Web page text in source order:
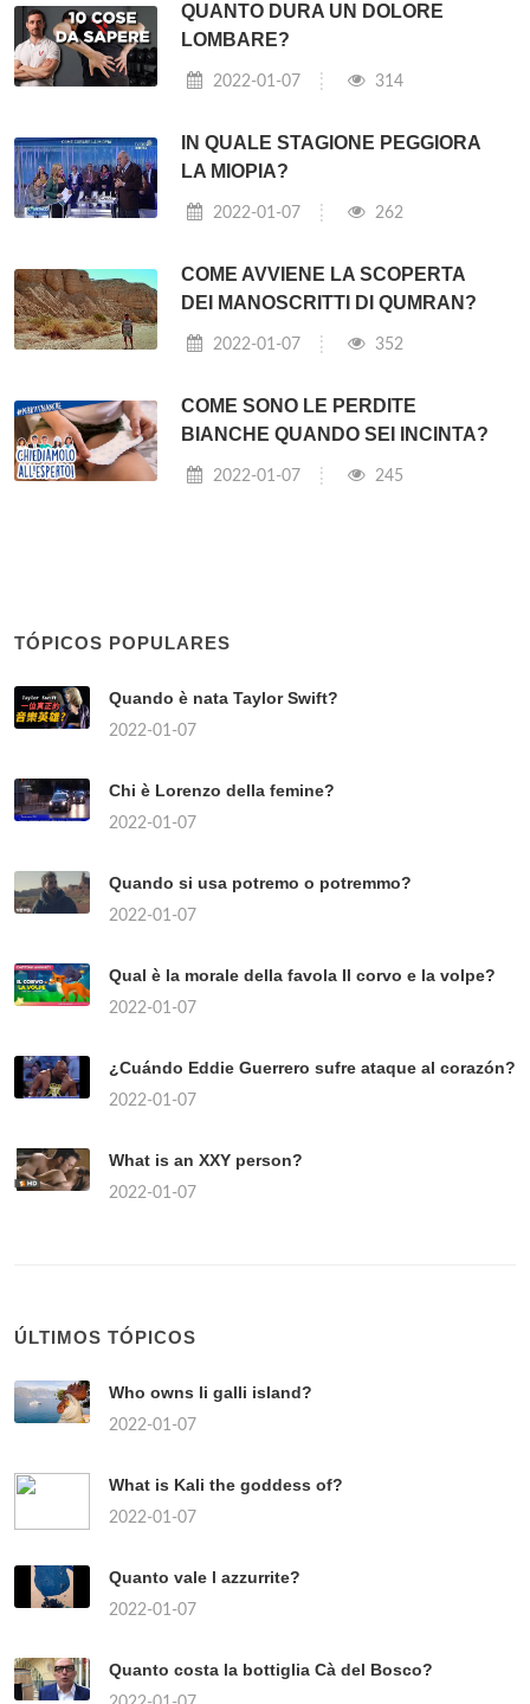
QUANTO DURA UN DOLORE
LOMBARE?
2022-01-07 314
IN QUALE STAGIONE PEGGIORA
LA MIOPIA?
2022-01-07 262
COME AVVIENE LA SCOPERTA
DEI MANOSCRITTI DI QUMRAN?
2022-01-07 352
COME SONO LE PERDITE
BIANCHE QUANDO SEI INCINTA?
2022-01-07 245
TÓPICOS POPULARES
Quando è nata Taylor Swift?
2022-01-07
Chi è Lorenzo della femine?
2022-01-07
Quando si usa potremo o potremmo?
2022-01-07
Qual è la morale della favola Il corvo e la volpe?
2022-01-07
¿Cuándo Eddie Guerrero sufre ataque al corazón?
2022-01-07
What is an XXY person?
2022-01-07
ÚLTIMOS TÓPICOS
Who owns li galli island?
2022-01-07
What is Kali the goddess of?
2022-01-07
Quanto vale l azzurrite?
2022-01-07
Quanto costa la bottiglia Cà del Bosco?